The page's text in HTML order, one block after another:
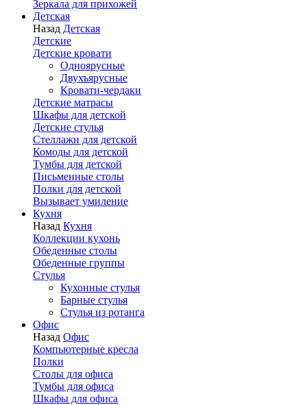
Зеркала для прихожей
Детская
Назад Детская
Детские
Детские кровати
Одноярусные
Двухъярусные
Кровати-чердаки
Детские матрасы
Шкафы для детской
Детские стулья
Стеллажи для детской
Комоды для детской
Тумбы для детской
Письменные столы
Полки для детской
Вызывает умиление
Кухня
Назад Кухня
Коллекции кухонь
Обеденные столы
Обеденные группы
Стулья
Кухонные стулья
Барные стулья
Стулья из ротанга
Офис
Назад Офис
Компьютерные кресла
Полки
Столы для офиса
Тумбы для офиса
Шкафы для офиса